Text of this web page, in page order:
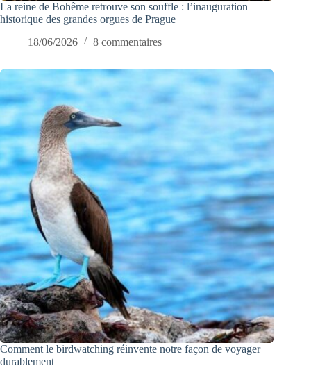
La reine de Bohême retrouve son souffle : l’inauguration
historique des grandes orgues de Prague
18/06/2026
8 commentaires
Comment le birdwatching réinvente notre façon de voyager
durablement